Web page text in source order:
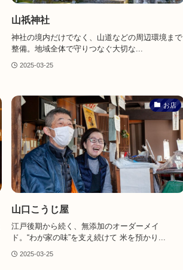
山祇神社
神社の境内だけでなく、山道などの周辺環境まで
整備。地域全体で守りつなぐ大切な...
2025-03-25
お店
山口こうじ屋
江戸後期から続く、無添加のオーダーメイ
ド。“わが家の味”を支え続けて 米を預かり...
2025-03-25